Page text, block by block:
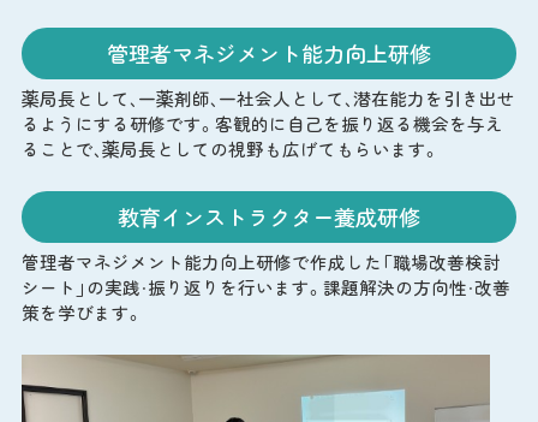
管理者マネジメント能力向上研修
薬局長として、一薬剤師、一社会人として、潜在能力を引き出せ
るようにする研修です。客観的に自己を振り返る機会を与え
ることで、薬局長としての視野も広げてもらいます。
教育インストラクター養成研修
管理者マネジメント能力向上研修で作成した「職場改善検討
シート」の実践・振り返りを行います。課題解決の方向性・改善
策を学びます。